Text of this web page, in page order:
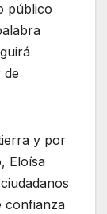
público
de
y por
Eloísa
confianza